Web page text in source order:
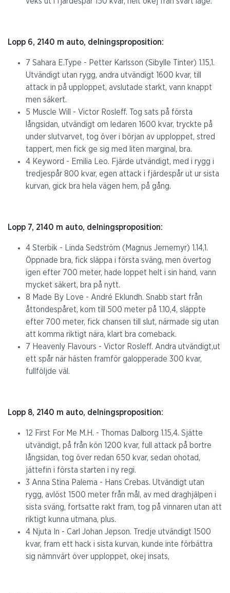
Lopp 6, 2140 m auto, delningsproposition:
7 Sahara E.Type - Petter Karlsson (Sibylle Tinter) 1.15,1.
Utvändigt utan rygg, andra utvändigt 1600 kvar, till
attack in på upploppet, avslutade starkt, vann knappt
men säkert.
5 Muscle Will - Victor Rosleff. Tog sats på första
långsidan, utvändigt om ledaren 1600 kvar, tryckte på
under slutvarvet, tog över i början av upploppet, stred
tappert, men fick ge sig med liten marginal, bra.
4 Keyword - Emilia Leo. Fjärde utvändigt, med i rygg i
tredjespår 800 kvar, egen attack i fjärdespår ut ur sista
kurvan, gick bra hela vägen hem, på gång.
Lopp 7, 2140 m auto, delningsproposition:
4 Sterbik - Linda Sedström (Magnus Jernemyr) 1.14,1.
Öppnade bra, fick släppa i första sväng, men övertog
igen efter 700 meter, hade loppet helt i sin hand, vann
mycket säkert, bra på nytt.
8 Made By Love - André Eklundh. Snabb start från
åttondespåret, kom till 500 meter på 1.10,4, släppte
efter 700 meter, fick chansen till slut, närmade sig utan
att komma riktigt nära, klart bra comeback.
7 Heavenly Flavours - Victor Rosleff. Andra utvändigt,ut
ett spår när hästen framför galopperade 300 kvar,
fullföljde väl.
Lopp 8, 2140 m auto, delningsproposition:
12 First For Me M.H. - Thomas Dalborg 1.15,4. Sjätte
utvändigt, på från kön 1200 kvar, full attack på bortre
långsidan, tog över redan 650 kvar, sedan ohotad,
jättefin i första starten i ny regi.
3 Anna Stina Palema - Hans Crebas. Utvändigt utan
rygg, avlöst 1500 meter från mål, av med draghjälpen i
sista sväng, fortsatte rakt fram, tog på vinnaren utan att
riktigt kunna utmana, plus.
4 Njuta In - Carl Johan Jepson. Tredje utvändigt 1500
kvar, fram ett hack i sista kurvan, kunde inte förbättra
sig nämnvärt över upploppet, okej insats,